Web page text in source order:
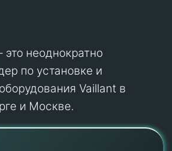
это неоднократно
по установке и
Vaillant в
и Москве.